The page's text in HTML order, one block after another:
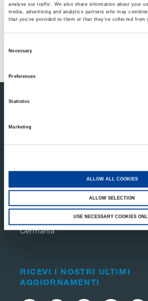
analyse our traffic. We also share information about your
media, advertising and analytics partners who may
that you’ve provided to them or that they’ve collected
Necessary
Preferences
Statistics
Marketing
ALLOW ALL COOKIES
ALLOW SELECTION
USE NECESSARY COOKIES
TADANO EUROPE HOLDINGS
Dinglerstraße 24
66482 Zweibrücken
Germania
RICEVI I NOSTRI ULTIMI
AGGIORNAMENTI